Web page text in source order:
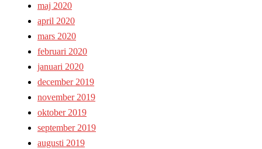
maj 2020
april 2020
mars 2020
februari 2020
januari 2020
december 2019
november 2019
oktober 2019
september 2019
augusti 2019